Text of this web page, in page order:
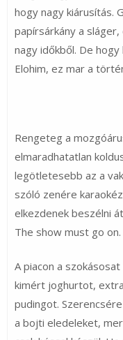
hogy nagy kiárusítás.
papírsárkány a sláger,
nagy időkből. De
Elohim, ez mar a
Rengeteg a
elmaradhatatlan
legötletesebb az a
szóló zenére
elkezdenek beszélni
The show must go on.
A piacon a
kimért joghurtot,
pudingot.
a bojti eledeleket,